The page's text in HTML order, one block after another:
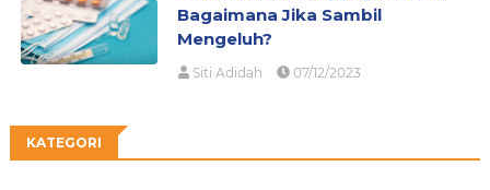
Bagaimana Jika Sambil
Mengeluh?
Siti Adidah 07/12/2023
KATEGORI